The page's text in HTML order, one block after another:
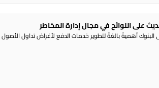
على اللوائح في مجال إدارة المخاطر
أهميةً بالغةً لتطوير خدمات الدفع لأغراض تداول الأصول